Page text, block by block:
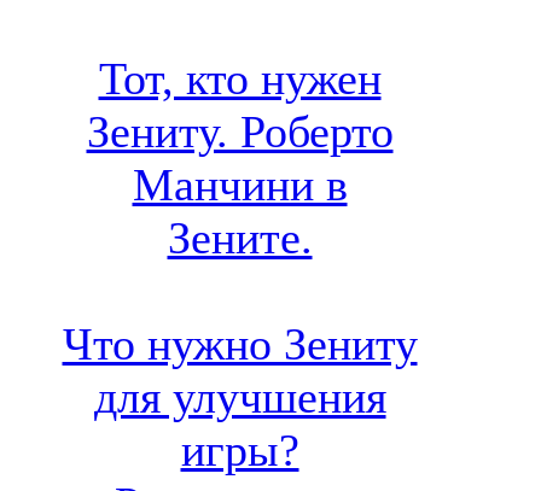
Тот, кто нужен
Зениту. Роберто
Манчини в
Зените.
Что нужно Зениту
для улучшения
игры?